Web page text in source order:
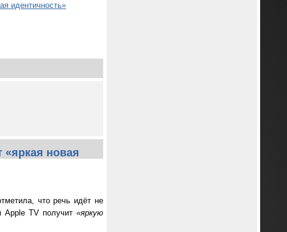
идентичность»
«яркая новая
что речь идёт не
Apple TV получит «яркую